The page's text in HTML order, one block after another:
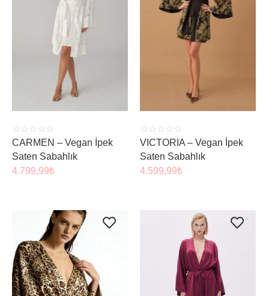
ÜRÜNÜ İNCELE
☆ ☆ ☆ ☆ ☆
CARMEN – Vegan İpek
Saten Sabahlık
4.799,99₺
ÜRÜNÜ İNCELE
☆ ☆ ☆ ☆ ☆
VICTORIA – Vegan İpek
Saten Sabahlık
4.599,99₺